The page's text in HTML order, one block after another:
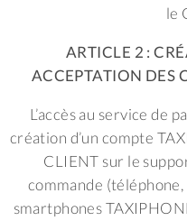
le
ARTICLE 2 :
ACCEPTATION DES
L’accès au service de
création d’un compte
CLIENT sur le
commande
smartphones